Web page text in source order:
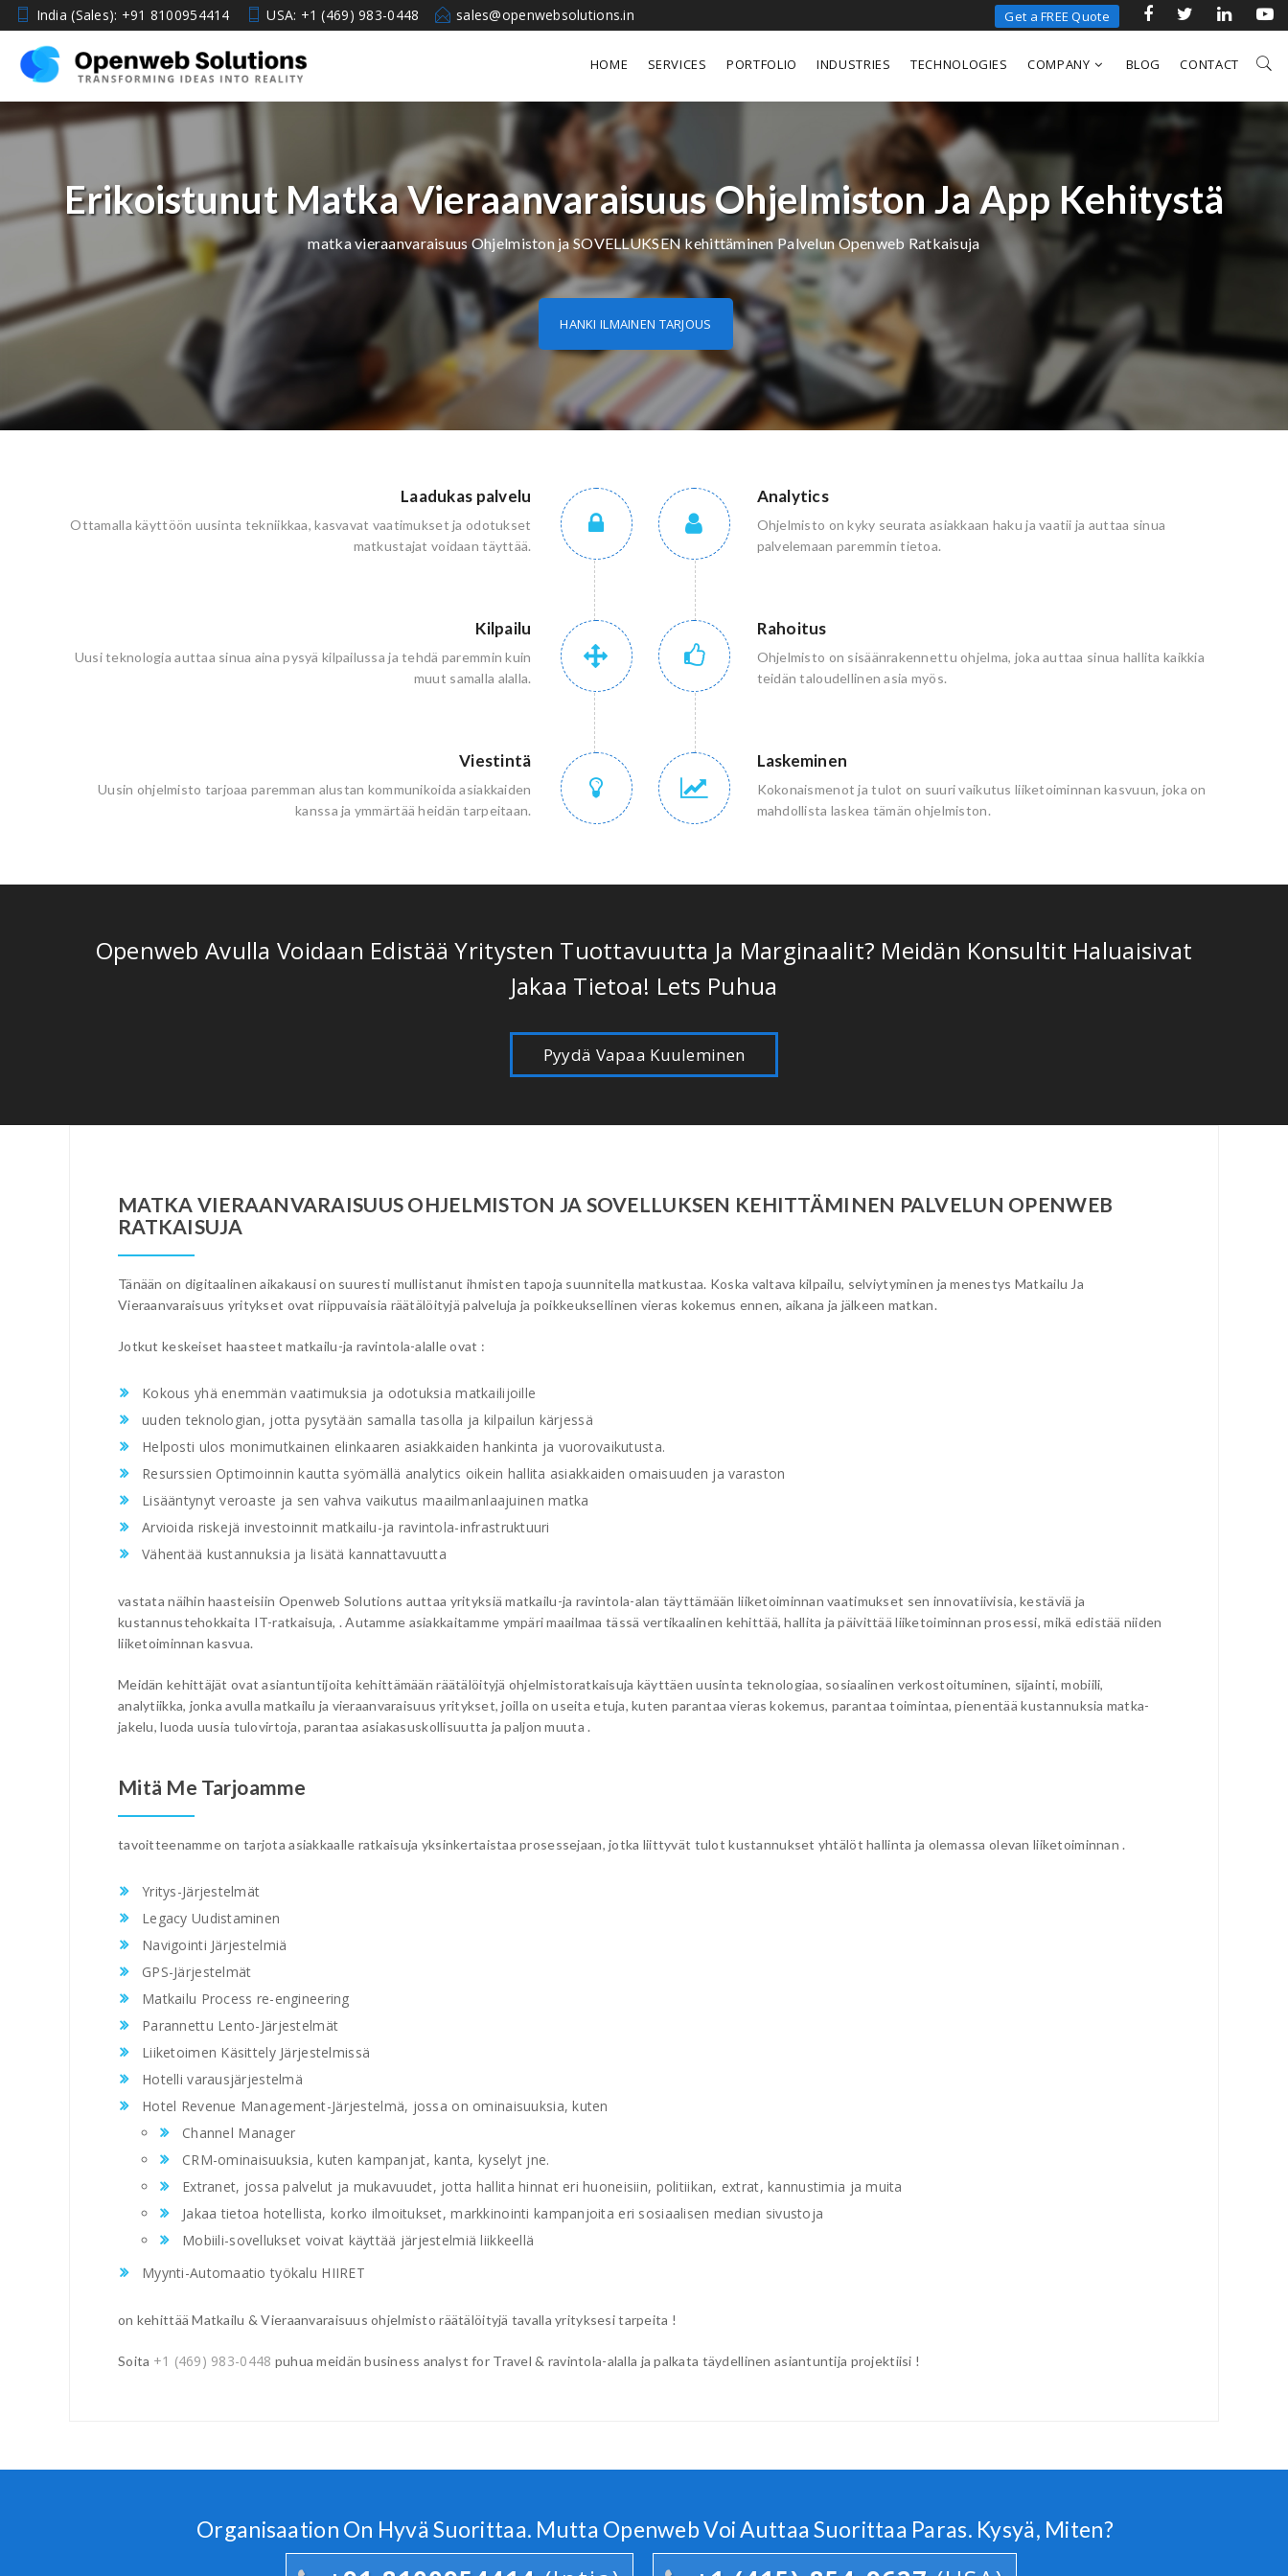
travel-hospitality
India (Sales): +91 8100954414 USA: +1 (469) 983-0448 sales@openwebsolutions.in Get a FREE Quote
HOME SERVICES PORTFOLIO INDUSTRIES TECHNOLOGIES COMPANY BLOG CONTACT
Erikoistunut Matka Vieraanvaraisuus Ohjelmiston Ja App Kehitystä
matka vieraanvaraisuus Ohjelmiston ja SOVELLUKSEN kehittäminen Palvelun Openweb Ratkaisuja
HANKI ILMAINEN TARJOUS
Laadukas palvelu
Ottamalla käyttöön uusinta tekniikkaa, kasvavat vaatimukset ja odotukset
matkustajat voidaan täyttää.
Kilpailu
Uusi teknologia auttaa sinua aina pysyä kilpailussa ja tehdä paremmin kuin
muut samalla alalla.
Viestintä
Uusin ohjelmisto tarjoaa paremman alustan kommunikoida asiakkaiden
kanssa ja ymmärtää heidän tarpeitaan.
Analytics
Ohjelmisto on kyky seurata asiakkaan haku ja vaatii ja auttaa sinua
palvelemaan paremmin tietoa.
Rahoitus
Ohjelmisto on sisäänrakennettu ohjelma, joka auttaa sinua hallita kaikkia
teidän taloudellinen asia myös.
Laskeminen
Kokonaismenot ja tulot on suuri vaikutus liiketoiminnan kasvuun, joka on
mahdollista laskea tämän ohjelmiston.
Openweb Avulla Voidaan Edistää Yritysten Tuottavuutta Ja Marginaalit? Meidän Konsultit Haluaisivat
Jakaa Tietoa! Lets Puhua
Pyydä Vapaa Kuuleminen
MATKA VIERAANVARAISUUS OHJELMISTON JA SOVELLUKSEN KEHITTÄMINEN PALVELUN OPENWEB
RATKAISUJA
Tänään on digitaalinen aikakausi on suuresti mullistanut ihmisten tapoja suunnitella matkustaa. Koska valtava kilpailu, selviytyminen ja menestys Matkailu Ja
Vieraanvaraisuus yritykset ovat riippuvaisia räätälöityjä palveluja ja poikkeuksellinen vieras kokemus ennen, aikana ja jälkeen matkan.
Jotkut keskeiset haasteet matkailu-ja ravintola-alalle ovat :
Kokous yhä enemmän vaatimuksia ja odotuksia matkailijoille
uuden teknologian, jotta pysytään samalla tasolla ja kilpailun kärjessä
Helposti ulos monimutkainen elinkaaren asiakkaiden hankinta ja vuorovaikutusta.
Resurssien Optimoinnin kautta syömällä analytics oikein hallita asiakkaiden omaisuuden ja varaston
Lisääntynyt veroaste ja sen vahva vaikutus maailmanlaajuinen matka
Arvioida riskejä investoinnit matkailu-ja ravintola-infrastruktuuri
Vähentää kustannuksia ja lisätä kannattavuutta
vastata näihin haasteisiin Openweb Solutions auttaa yrityksiä matkailu-ja ravintola-alan täyttämään liiketoiminnan vaatimukset sen innovatiivisia, kestäviä ja
kustannustehokkaita IT-ratkaisuja, . Autamme asiakkaitamme ympäri maailmaa tässä vertikaalinen kehittää, hallita ja päivittää liiketoiminnan prosessi, mikä edistää niiden
liiketoiminnan kasvua.
Meidän kehittäjät ovat asiantuntijoita kehittämään räätälöityjä ohjelmistoratkaisuja käyttäen uusinta teknologiaa, sosiaalinen verkostoituminen, sijainti, mobiili,
analytiikka, jonka avulla matkailu ja vieraanvaraisuus yritykset, joilla on useita etuja, kuten parantaa vieras kokemus, parantaa toimintaa, pienentää kustannuksia matka-
jakelu, luoda uusia tulovirtoja, parantaa asiakasuskollisuutta ja paljon muuta .
Mitä Me Tarjoamme
tavoitteenamme on tarjota asiakkaalle ratkaisuja yksinkertaistaa prosessejaan, jotka liittyvät tulot kustannukset yhtälöt hallinta ja olemassa olevan liiketoiminnan .
Yritys-Järjestelmät
Legacy Uudistaminen
Navigointi Järjestelmiä
GPS-Järjestelmät
Matkailu Process re-engineering
Parannettu Lento-Järjestelmät
Liiketoimen Käsittely Järjestelmissä
Hotelli varausjärjestelmä
Hotel Revenue Management-Järjestelmä, jossa on ominaisuuksia, kuten
Channel Manager
CRM-ominaisuuksia, kuten kampanjat, kanta, kyselyt jne.
Extranet, jossa palvelut ja mukavuudet, jotta hallita hinnat eri huoneisiin, politiikan, extrat, kannustimia ja muita
Jakaa tietoa hotellista, korko ilmoitukset, markkinointi kampanjoita eri sosiaalisen median sivustoja
Mobiili-sovellukset voivat käyttää järjestelmiä liikkeellä
Myynti-Automaatio työkalu HIIRET
on kehittää Matkailu & Vieraanvaraisuus ohjelmisto räätälöityjä tavalla yrityksesi tarpeita !
Soita +1 (469) 983-0448 puhua meidän business analyst for Travel & ravintola-alalla ja palkata täydellinen asiantuntija projektiisi !
Organisaation On Hyvä Suorittaa. Mutta Openweb Voi Auttaa Suorittaa Paras. Kysyä, Miten?